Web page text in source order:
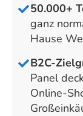
50.000+
ganz
Hause
B2C-
Panel
Online-